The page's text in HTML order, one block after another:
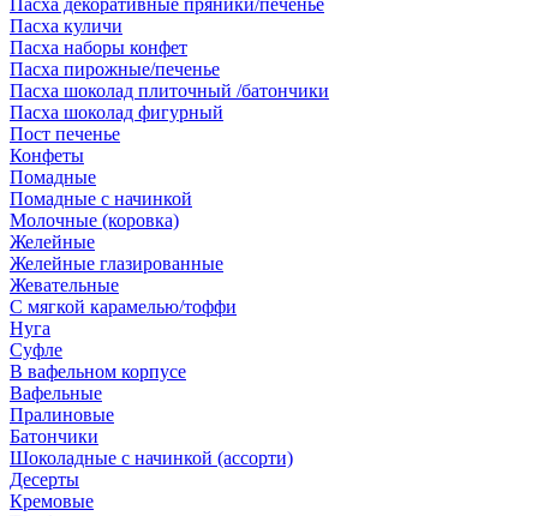
Пасха декоративные пряники/печенье
Пасха куличи
Пасха наборы конфет
Пасха пирожные/печенье
Пасха шоколад плиточный /батончики
Пасха шоколад фигурный
Пост печенье
Конфеты
Помадные
Помадные с начинкой
Молочные (коровка)
Желейные
Желейные глазированные
Жевательные
С мягкой карамелью/тоффи
Нуга
Суфле
В вафельном корпусе
Вафельные
Пралиновые
Батончики
Шоколадные с начинкой (ассорти)
Десерты
Кремовые